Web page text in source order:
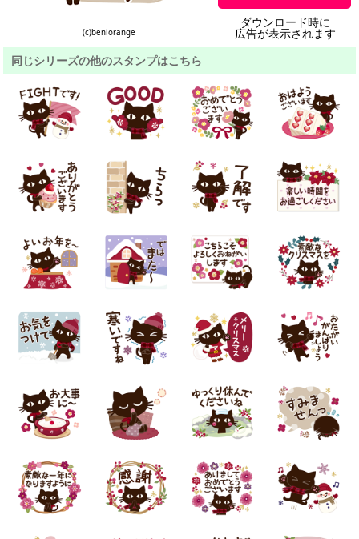
(c)beniorange
ダウンロード時に
広告が表示されます
同じシリーズの他のスタンプはこちら